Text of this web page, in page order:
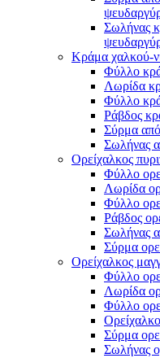
Σωλήνας
Κράμα χαλκού-
Φύλλο
Λωρίδα
Φύλλο
Ράβδος
Σύρμα από
Σωλήνας
Ορείχαλκος
Φύλλο
Λωρίδα
Φύλλο
Ράβδος
Σωλήνας
Σύρμα
Ορείχαλκος
Φύλλο
Λωρίδα
Φύλλο
Σύρμα
Σωλήνας